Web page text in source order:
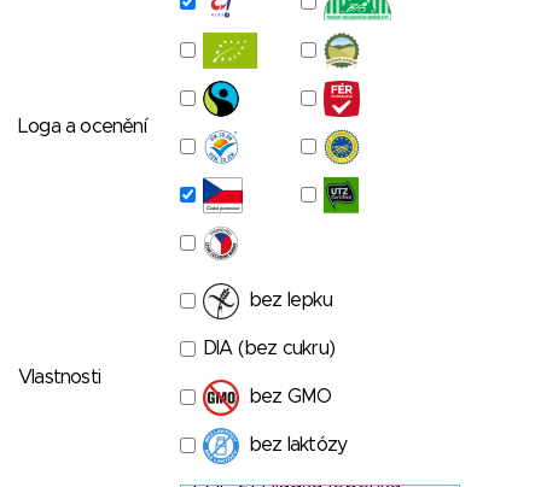
Loga a ocenění
Vlastnosti
bez lepku
DIA (bez cukru)
bez GMO
bez laktózy